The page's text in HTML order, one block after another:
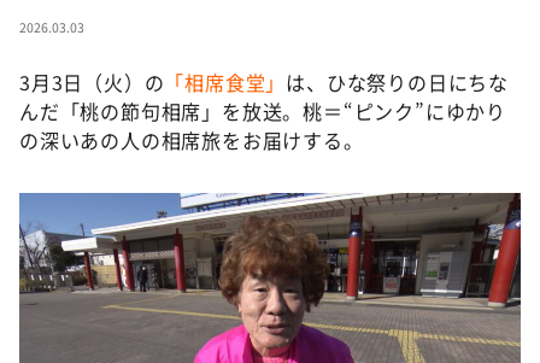
これ余談なんですけど・・・
て真剣です
探偵！ナイトスクープ
news おかえり
河合＆A.B.C-Z塚田×福井アナ「なんでやねん！？」
（news おかえり）
DAIGOも台所 ～きょうの献立 何にする？～
本日はダイアンなり！シーズン２
朝だ！生です旅サラダ
2026.03.03
3月3日（火）の 「相席食堂」 は、ひな祭りの日にちな
んだ「桃の節句相席」を放送。桃＝“ピンク”にゆかり
の深いあの人の相席旅をお届けする。